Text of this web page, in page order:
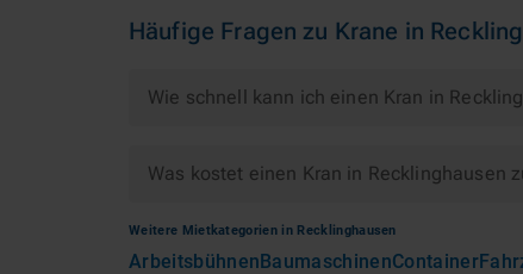
Häufige Fragen zu Krane in
Wie schnell kann ich einen Kran in
Was kostet einen Kran in Recklinghausen
Weitere Mietkategorien in Recklinghausen
ArbeitsbühnenBaumaschinenContainer